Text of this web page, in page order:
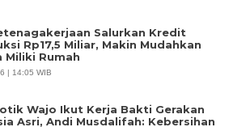
Salurkan Kredit
Rp17,5 Miliar, Makin Mudahkan
Miliki Rumah
| 14:05 WIB
Wajo Ikut Kerja Bakti Gerakan
Asri, Andi Musdalifah: Kebersihan